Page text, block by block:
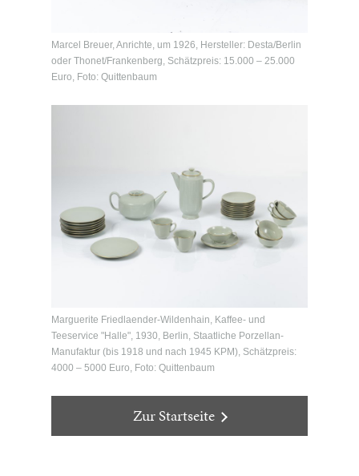
Marcel Breuer, Anrichte, um 1926, Hersteller: Desta/Berlin
oder Thonet/Frankenberg, Schätzpreis: 15.000 – 25.000
Euro, Foto: Quittenbaum
Marguerite Friedlaender-Wildenhain, Kaffee- und
Teeservice "Halle", 1930, Berlin, Staatliche Porzellan-
Manufaktur (bis 1918 und nach 1945 KPM), Schätzpreis:
4000 – 5000 Euro, Foto: Quittenbaum
Zur Startseite